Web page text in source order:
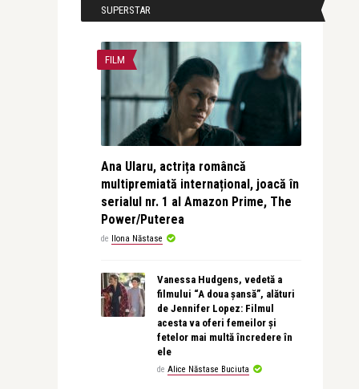
SUPERSTAR
FILM
Ana Ularu, actrița româncă
multipremiată internațional, joacă în
serialul nr. 1 al Amazon Prime, The
Power/Puterea
de Ilona Năstase
Vanessa Hudgens, vedetă a
filmului “A doua șansă”, alături
de Jennifer Lopez: Filmul
acesta va oferi femeilor și
fetelor mai multă încredere în
ele
de Alice Năstase Buciuta